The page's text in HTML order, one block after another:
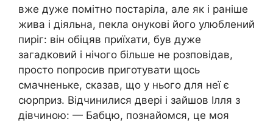
вже дуже помітно постаріла, але як і раніше
жива і діяльна, пекла онукові його улюблений
пиріг: він обіцяв приїхати, був дуже
загадковий і нічого більше не розповідав,
просто попросив приготувати щось
смачненьке, сказав, що у нього для неї є
сюрприз. Відчинилися двері і зайшов Ілля з
дівчиною: — Бабцю, познайомся, це моя